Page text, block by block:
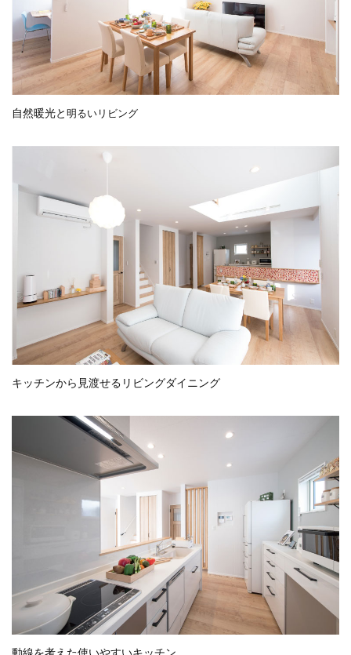
自然暖光と明るいリビング
キッチンから見渡せるリビングダイニング
動線を考えた使いやすいキッチン